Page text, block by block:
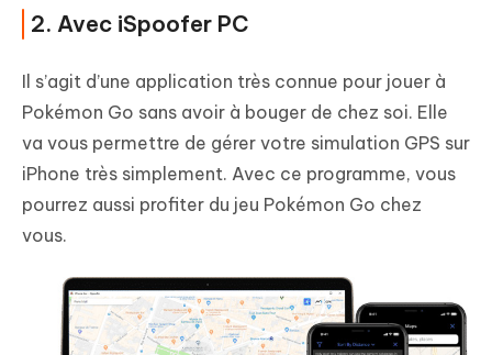
2. Avec iSpoofer PC
Il s’agit d’une application très connue pour jouer à
Pokémon Go sans avoir à bouger de chez soi. Elle
va vous permettre de gérer votre simulation GPS sur
iPhone très simplement. Avec ce programme, vous
pourrez aussi profiter du jeu Pokémon Go chez
vous.